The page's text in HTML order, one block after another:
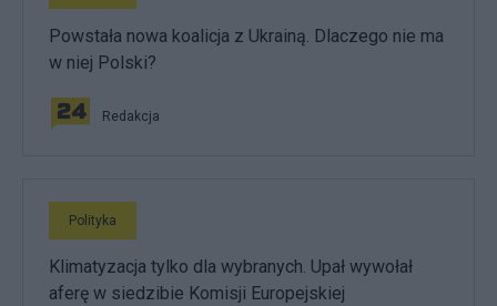
Powstała nowa koalicja z Ukrainą. Dlaczego nie ma
w niej Polski?
Redakcja
Polityka
Klimatyzacja tylko dla wybranych. Upał wywołał
aferę w siedzibie Komisji Europejskiej